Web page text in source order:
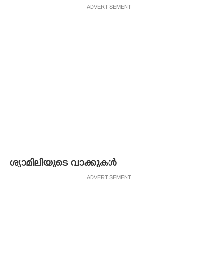
ADVERTISEMENT
ശ്യാമിലിയുടെ വാക്കുകൾ
ADVERTISEMENT